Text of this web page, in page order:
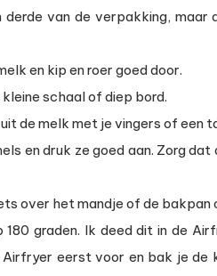
van de verpakking,
en kip en roer goed door.
schaal of diep bord.
de melk met je vingers of een
en druk ze goed aan. Zorg
over het mandje of de
180 graden. Ik deed dit in de
eerst voor en bak je de